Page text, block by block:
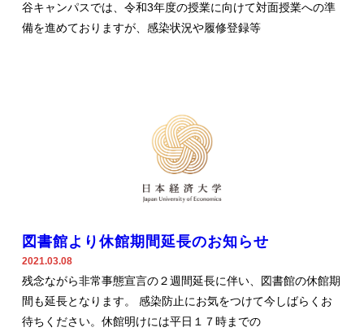
谷キャンパスでは、令和3年度の授業に向けて対面授業への準
備を進めておりますが、感染状況や履修登録等
図書館より休館期間延長のお知らせ
2021.03.08
残念ながら非常事態宣言の２週間延長に伴い、図書館の休館期
間も延長となります。 感染防止にお気をつけて今しばらくお
待ちください。休館明けには平日１７時までの